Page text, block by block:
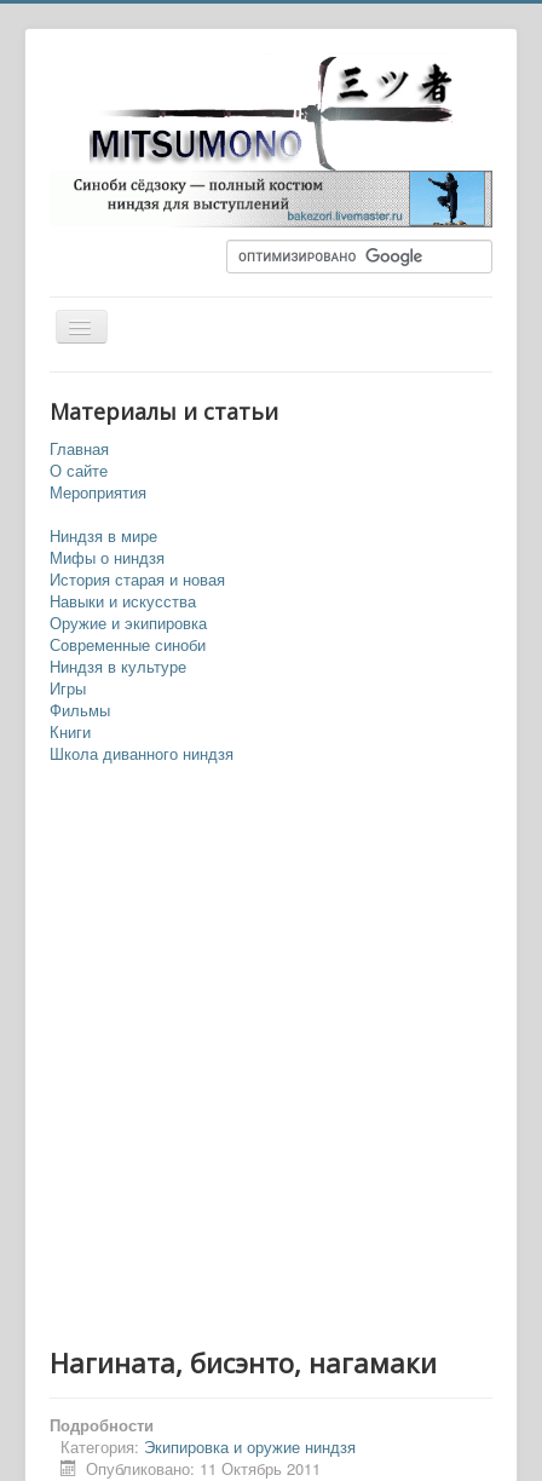
Вы здесь:
Нагината, бисэнто, нагамаки
Материалы и статьи
Главная
О сайте
Мероприятия
Ниндзя в мире
Мифы о ниндзя
История старая и новая
Навыки и искусства
Оружие и экипировка
Современные синоби
Ниндзя в культуре
Игры
Фильмы
Книги
Школа диванного ниндзя
Нагината, бисэнто, нагамаки
Подробности
Категория: Экипировка и оружие ниндзя
Опубликовано: 11 Октябрь 2011